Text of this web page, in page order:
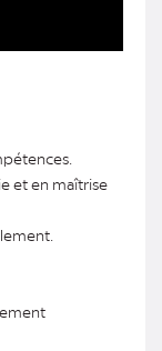
et en maîtrise